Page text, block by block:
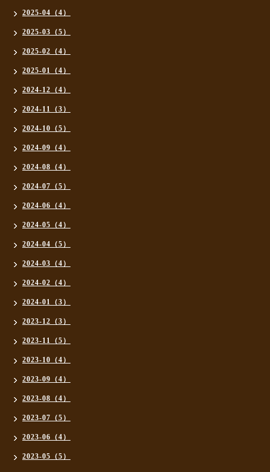
2025-04（4）
2025-03（5）
2025-02（4）
2025-01（4）
2024-12（4）
2024-11（3）
2024-10（5）
2024-09（4）
2024-08（4）
2024-07（5）
2024-06（4）
2024-05（4）
2024-04（5）
2024-03（4）
2024-02（4）
2024-01（3）
2023-12（3）
2023-11（5）
2023-10（4）
2023-09（4）
2023-08（4）
2023-07（5）
2023-06（4）
2023-05（5）